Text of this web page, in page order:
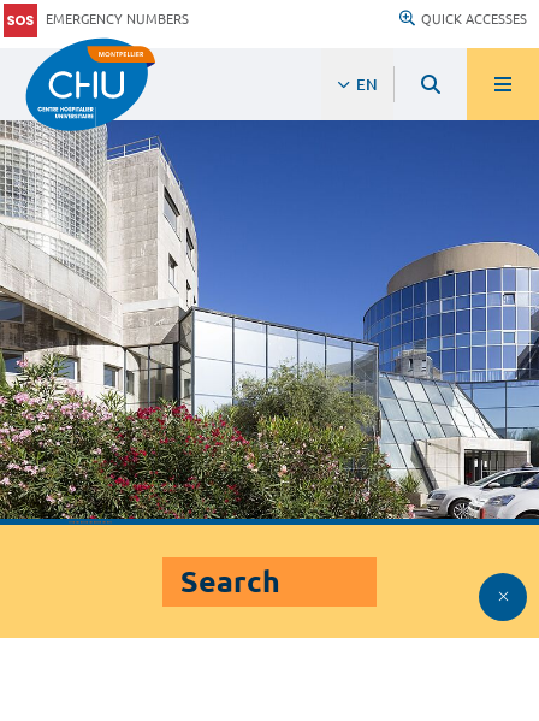
EMERGENCY NUMBERS QUICK ACCESSES
EN
Search